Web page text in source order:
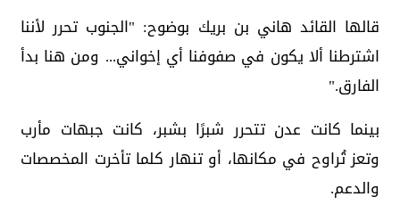
قالها القائد هاني بن بريك بوضوح: "الجنوب تحرر لأننا
اشترطنا ألا يكون في صفوفنا أي إخواني... ومن هنا بدأ
الفارق."
بينما كانت عدن تتحرر شبرًا بشبر، كانت جبهات مأرب
وتعز تُراوح في مكانها، أو تنهار كلما تأخرت المخصصات
والدعم.